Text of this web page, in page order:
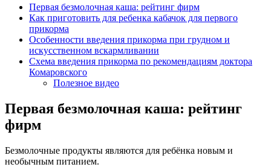
Первая безмолочная каша: рейтинг фирм
Как приготовить для ребенка кабачок для первого
прикорма
Особенности введения прикорма при грудном и
искусственном вскармливании
Схема введения прикорма по рекомендациям доктора
Комаровского
Полезное видео
Первая безмолочная каша: рейтинг
фирм
Безмолочные продукты являются для ребёнка новым и
необычным питанием.